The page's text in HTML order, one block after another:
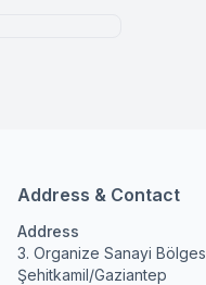
Address & Contact
Address
3. Organize Sanayi
Şehitkamil/Gaziantep